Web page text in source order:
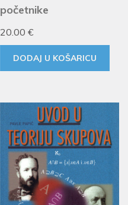
početnike
20.00€
DODAJ U KOŠARICU